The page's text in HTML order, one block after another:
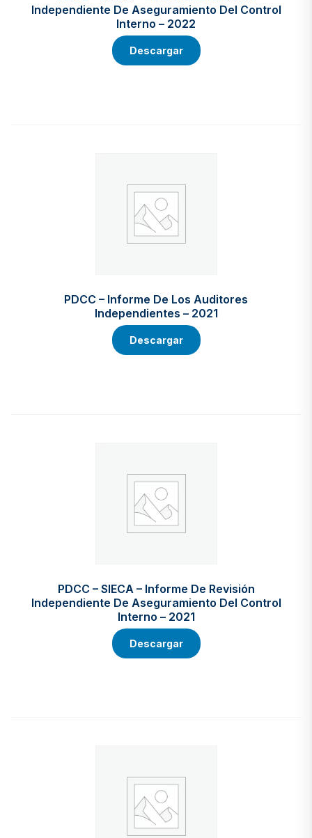
Independiente De Aseguramiento Del Control
Interno – 2022
Descargar
PDCC – Informe De Los Auditores
Independientes – 2021
Descargar
PDCC – SIECA – Informe De Revisión
Independiente De Aseguramiento Del Control
Interno – 2021
Descargar